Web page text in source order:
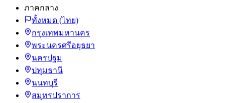
ภาคกลาง
ทั้งหมด (ไทย)
กรุงเทพมหานคร
พระนครศรีอยุธยา
นครปฐม
ปทุมธานี
นนทบุรี
สมุทรปราการ